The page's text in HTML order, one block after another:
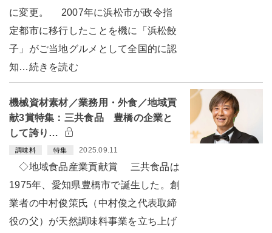
に変更。 2007年に浜松市が政令指
定都市に移行したことを機に「浜松餃
子」がご当地グルメとして全国的に認
知…続きを読む
機械資材素材／業務用・外食／地域貢
献3賞特集：三共食品 豊橋の企業と
して誇り…
調味料 特集 2025.09.11
◇地域食品産業貢献賞 三共食品は
1975年、愛知県豊橋市で誕生した。創
業者の中村俊策氏（中村俊之代表取締
役の父）が天然調味料事業を立ち上げ